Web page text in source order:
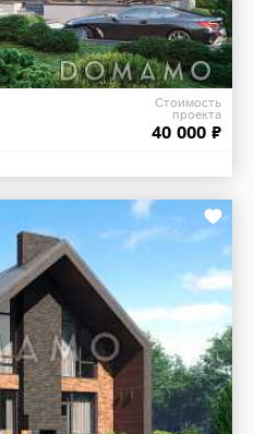
Стоимость
проекта
40 000 ₽